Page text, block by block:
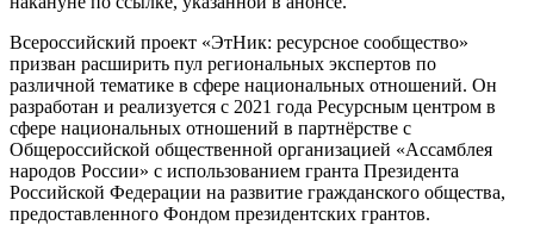
Всероссийский проект «ЭтНик: ресурсное сообщество»
призван расширить пул региональных экспертов по
различной тематике в сфере национальных отношений. Он
разработан и реализуется с 2021 года Ресурсным центром в
сфере национальных отношений в партнёрстве с
Общероссийской общественной организацией «Ассамблея
народов России» с использованием гранта Президента
Российской Федерации на развитие гражданского общества,
предоставленного Фондом президентских грантов.